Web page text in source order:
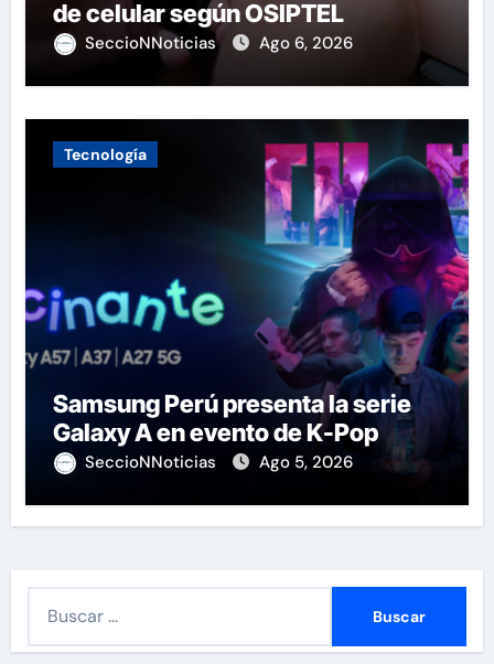
de celular según OSIPTEL
SeccioNNoticias Ago 6, 2026
Tecnología
Samsung Perú presenta la serie
Galaxy A en evento de K-Pop
SeccioNNoticias Ago 5, 2026